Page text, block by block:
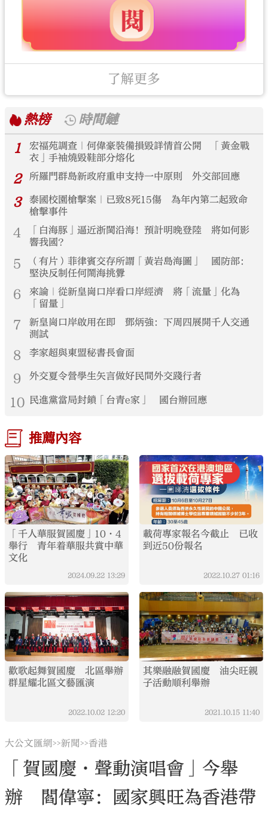
了解更多
熱榜
時間鏈
1
宏福苑調查｜何偉豪裝備損毀詳情首公開 「黃金戰
衣」手袖燒毀鞋部分熔化
2 所羅門群島新政府重申支持一中原則 外交部回應
3
泰國校園槍擊案｜已致8死15傷 為年內第二起致命
槍擊事件
4
「白海豚」逼近浙閩沿海！預計明晚登陸 將如何影
響我國？
5
（有片）菲律賓交存所謂「黃岩島海圖」 國防部：
堅決反制任何鬧海挑釁
6
來論｜從新皇崗口岸看口岸經濟 將「流量」化為
「留量」
7
新皇崗口岸啟用在即 鄧炳強：下周四展開千人交通
測試
8 李家超與東盟秘書長會面
9 外交夏令營學生矢言做好民間外交踐行者
10 民進黨當局封鎖「台青e家」 國台辦回應
推薦內容
「千人華服賀國慶」10·4
舉行 青年着華服共賞中華
文化
2024.09.22 13:29
載荷專家報名今截止 已收
到近50份報名
2022.10.27 01:16
歡歌起舞賀國慶 北區舉辦
群星耀北區文藝匯演
2022.10.02 12:20
其樂融融賀國慶 油尖旺親
子活動順利舉辦
2021.10.15 11:40
大公文匯網>>新聞>>香港
「賀國慶·聲動演唱會」今舉
辦 閻偉寧：國家興旺為香港帶